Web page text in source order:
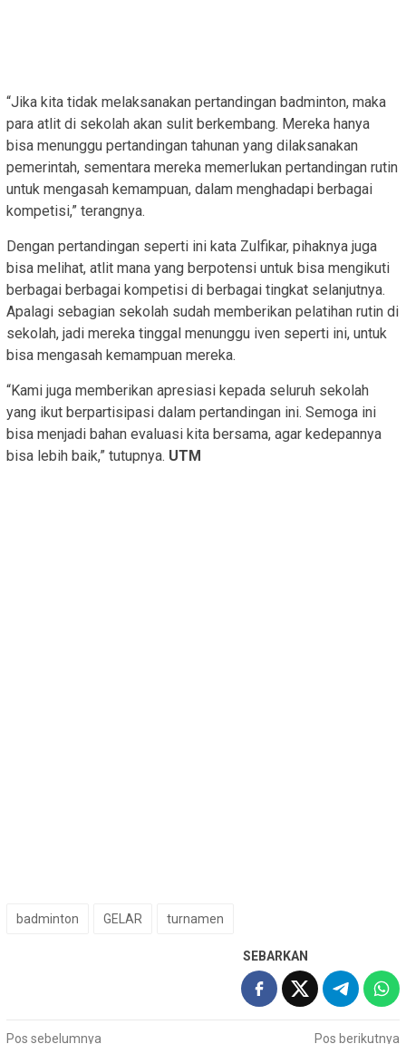
“Jika kita tidak melaksanakan pertandingan badminton, maka
para atlit di sekolah akan sulit berkembang. Mereka hanya
bisa menunggu pertandingan tahunan yang dilaksanakan
pemerintah, sementara mereka memerlukan pertandingan rutin
untuk mengasah kemampuan, dalam menghadapi berbagai
kompetisi,” terangnya.
Dengan pertandingan seperti ini kata Zulfikar, pihaknya juga
bisa melihat, atlit mana yang berpotensi untuk bisa mengikuti
berbagai berbagai kompetisi di berbagai tingkat selanjutnya.
Apalagi sebagian sekolah sudah memberikan pelatihan rutin di
sekolah, jadi mereka tinggal menunggu iven seperti ini, untuk
bisa mengasah kemampuan mereka.
“Kami juga memberikan apresiasi kepada seluruh sekolah
yang ikut berpartisipasi dalam pertandingan ini. Semoga ini
bisa menjadi bahan evaluasi kita bersama, agar kedepannya
bisa lebih baik,” tutupnya. UTM
badminton GELAR turnamen
SEBARKAN
Pos sebelumnya Pos berikutnya